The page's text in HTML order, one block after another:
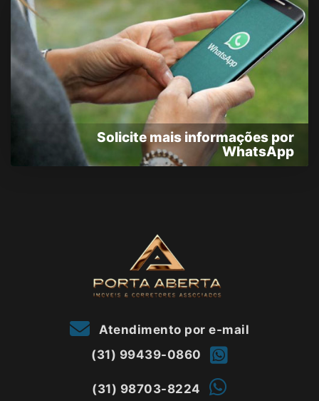
Solicite mais informações por
WhatsApp
Atendimento por e-mail
(31) 99439-0860
(31) 98703-8224